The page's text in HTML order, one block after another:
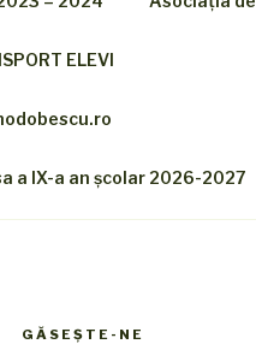
ELEVI
a IX-a an școlar 2026-2027
GĂSEȘTE-NE